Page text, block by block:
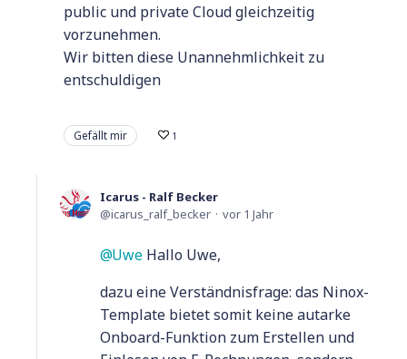
public und private Cloud gleichzeitig
vorzunehmen.
Wir bitten diese Unannehmlichkeit zu
entschuldigen
Gefällt mir 1
Icarus - Ralf Becker
icarus_ralf_becker
vor 1 Jahr
Uwe Hallo Uwe,
dazu eine Verständnisfrage: das Ninox-
Template bietet somit keine autarke
Onboard-Funktion zum Erstellen und